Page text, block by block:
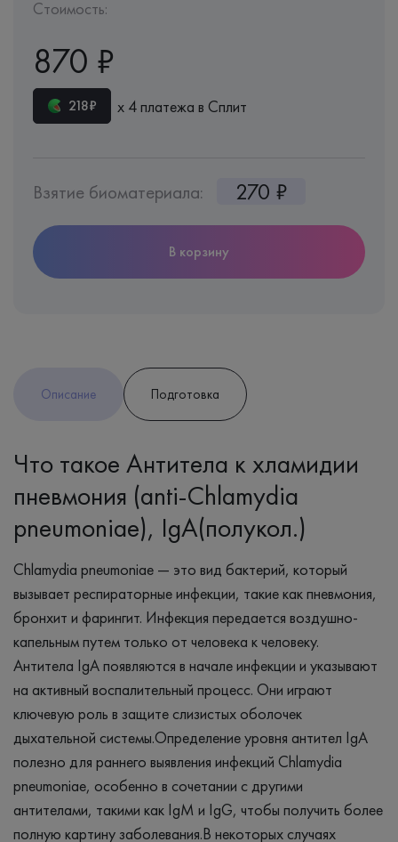
Стоимость:
870 ₽
218₽ х 4 платежа в Сплит
Взятие биоматериала: 270 ₽
В корзину
Описание Подготовка
Что такое Антитела к хламидии
пневмония (anti-Chlamydia
pneumoniae), IgA(полукол.)
Chlamydia pneumoniae — это вид бактерий, который
вызывает респираторные инфекции, такие как пневмония,
бронхит и фарингит. Инфекция передается воздушно-
капельным путем только от человека к человеку.
Антитела IgA появляются в начале инфекции и указывают
на активный воспалительный процесс. Они играют
ключевую роль в защите слизистых оболочек
дыхательной системы.Определение уровня антител IgA
полезно для раннего выявления инфекций Chlamydia
pneumoniae, особенно в сочетании с другими
антителами, такими как IgM и IgG, чтобы получить более
полную картину заболевания.В некоторых случаях